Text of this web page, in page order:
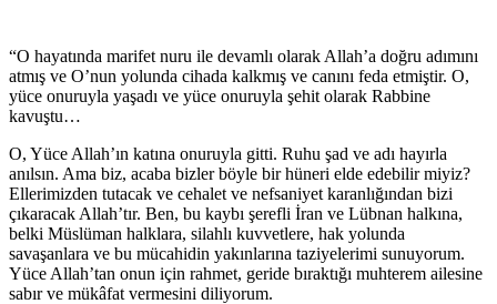
“O hayatında marifet nuru ile devamlı olarak Allah’a doğru adımını
atmış ve O’nun yolunda cihada kalkmış ve canını feda etmiştir. O,
yüce onuruyla yaşadı ve yüce onuruyla şehit olarak Rabbine
kavuştu…
O, Yüce Allah’ın katına onuruyla gitti. Ruhu şad ve adı hayırla
anılsın. Ama biz, acaba bizler böyle bir hüneri elde edebilir miyiz?
Ellerimizden tutacak ve cehalet ve nefsaniyet karanlığından bizi
çıkaracak Allah’tır. Ben, bu kaybı şerefli İran ve Lübnan halkına,
belki Müslüman halklara, silahlı kuvvetlere, hak yolunda
savaşanlara ve bu mücahidin yakınlarına taziyelerimi sunuyorum.
Yüce Allah’tan onun için rahmet, geride bıraktığı muhterem ailesine
sabır ve mükâfat vermesini diliyorum.